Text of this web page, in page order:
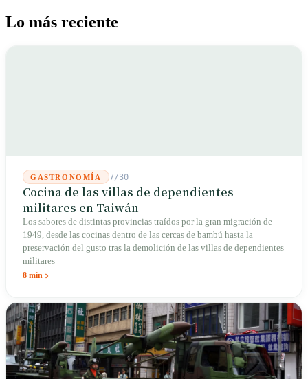
Lo más reciente
GASTRONOMÍA 7/30
Cocina de las villas de dependientes
militares en Taiwán
Los sabores de distintas provincias traídos por la gran migración de
1949, desde las cocinas dentro de las cercas de bambú hasta la
preservación del gusto tras la demolición de las villas de dependientes
militares
8 min